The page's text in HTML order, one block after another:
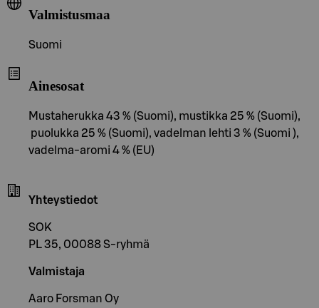
Valmistusmaa
Suomi
Ainesosat
Mustaherukka 43 % (Suomi), mustikka 25 % (Suomi),
puolukka 25 % (Suomi), vadelman lehti 3 % (Suomi ),
vadelma-aromi 4 % (EU)
Yhteystiedot
SOK
PL 35, 00088 S-ryhmä
Valmistaja
Aaro Forsman Oy